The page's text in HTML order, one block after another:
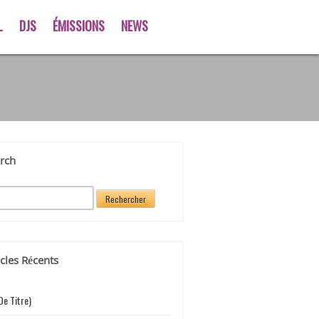
DJS ÉMISSIONS NEWS
Récents
Titre)